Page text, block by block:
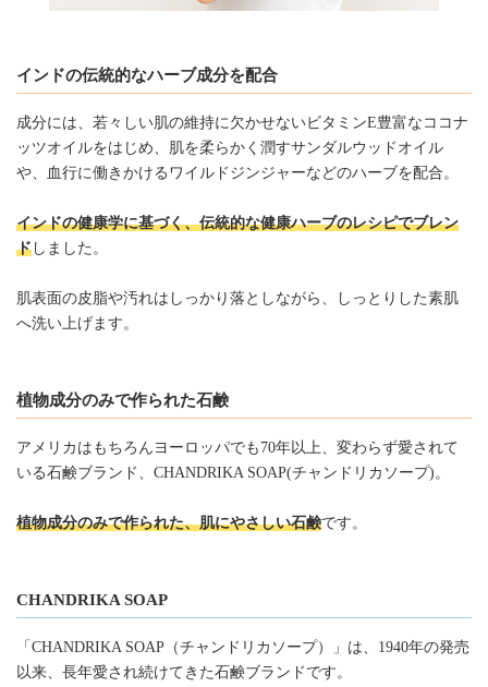
インドの伝統的なハーブ成分を配合
成分には、若々しい肌の維持に欠かせないビタミンE豊富なココナ
ッツオイルをはじめ、肌を柔らかく潤すサンダルウッドオイル
や、血行に働きかけるワイルドジンジャーなどのハーブを配合。
インドの健康学に基づく、伝統的な健康ハーブのレシピでブレン
ド しました。
肌表面の皮脂や汚れはしっかり落としながら、しっとりした素肌
へ洗い上げます。
植物成分のみで作られた石鹸
アメリカはもちろんヨーロッパでも70年以上、変わらず愛されて
いる石鹸ブランド、CHANDRIKA SOAP(チャンドリカソープ)。
植物成分のみで作られた、肌にやさしい石鹸です。
CHANDRIKA SOAP
「CHANDRIKA SOAP（チャンドリカソープ）」は、1940年の発売
以来、長年愛され続けてきた石鹸ブランドです。